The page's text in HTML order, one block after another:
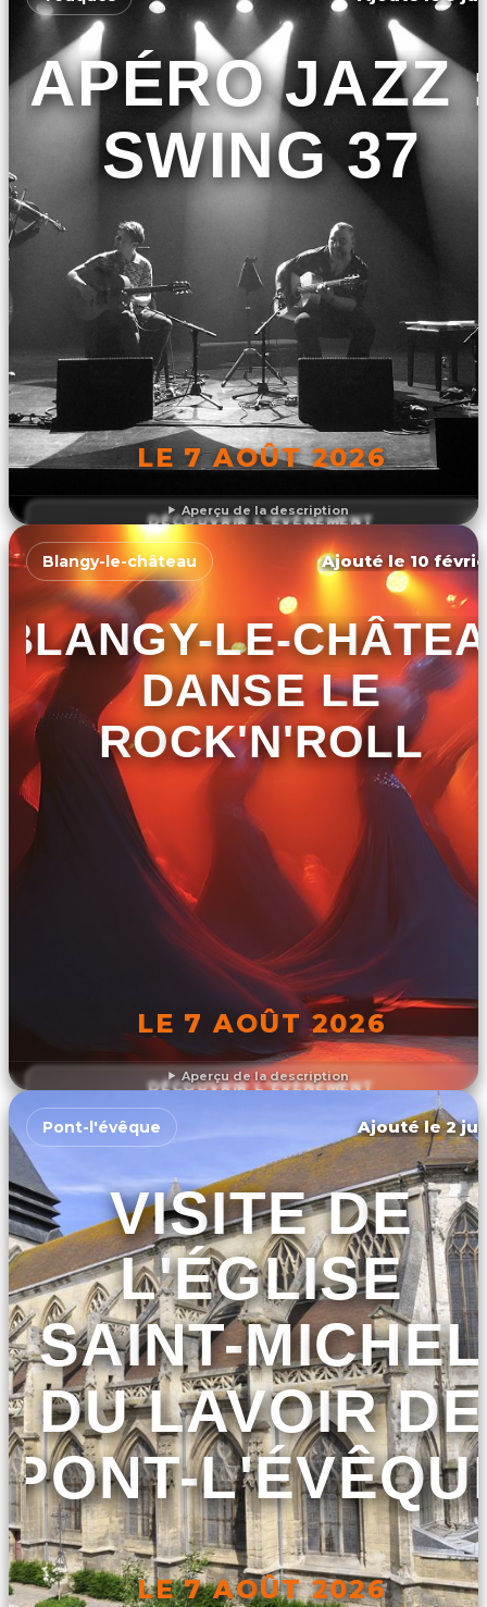
Aperçu de la description
APÉRO JAZZ
SWING 37
LE 7 AOÛT 2026
DÉCOUVRIR L'ÉVÉNEMENT
Aperçu de la description
Blangy-le-château Ajouté le 10
BLANGY-LE-
DANSE LE
ROCK'N'ROLL
LE 7 AOÛT 2026
DÉCOUVRIR L'ÉVÉNEMENT
Pont-l'évêque Ajouté le 2
VISITE DE
L'ÉGLISE
SAINT-MICHEL
DU LAVOIR DE
PONT-
LE 7 AOÛT 2026